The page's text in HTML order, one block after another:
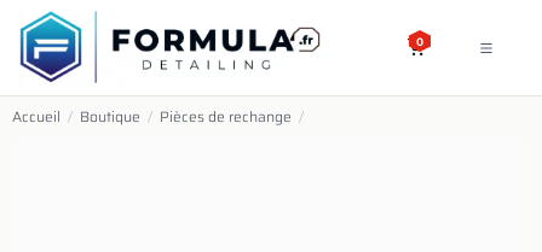
SE RENDRE AU CONTENU
0
Accueil / Boutique / Pièces de rechange /